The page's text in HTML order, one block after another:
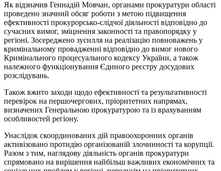
Як відзначив Геннадій Мовчан, органами прокуратури області
проведено значний обсяг роботи з метою підвищення
ефективності прокурорсько-слідчої діяльності відповідно до
сучасних вимог, зміцнення законності та правопорядку у
регіоні. Зосереджено зусилля на реалізацію повноважень у
кримінальному провадженні відповідно до вимог нового
Кримінального процесуального кодексу України, а також
належного функціонування Єдиного реєстру досудових
розслідувань.
Також вжито заходи щодо ефективності та результативності
перевірок на першочергових, пріоритетних напрямах,
визначених Генеральною прокуратурою та із врахуванням
особливостей регіону.
Унаслідок скоординованих дій правоохоронних органів
активізовано протидію організованій злочинності та корупції.
Разом з тим, наглядову діяльність органів прокуратури
спрямовано на вирішення найбільш важливих економічних та